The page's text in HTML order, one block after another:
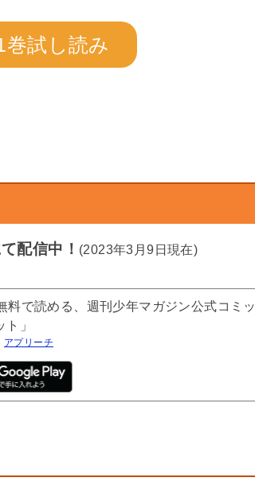
巻試し読み
配信中！ (2023年3月9日現在)
料で読める、週刊少年マガジン公式コミッ
」
アプリーチ